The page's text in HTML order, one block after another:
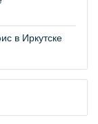
в Иркутске